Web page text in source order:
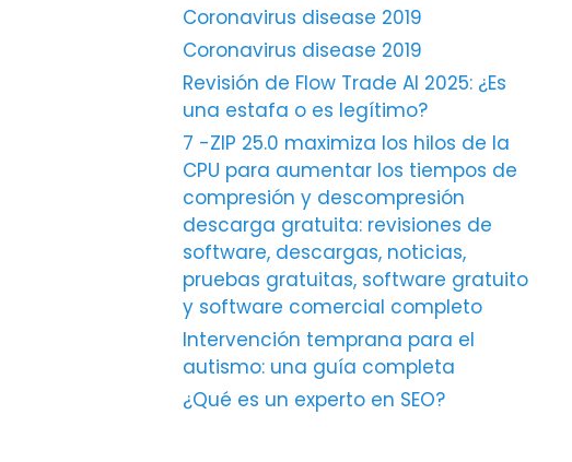
Coronavirus disease 2019
Coronavirus disease 2019
Revisión de Flow Trade AI 2025: ¿Es
una estafa o es legítimo?
7 -ZIP 25.0 maximiza los hilos de la
CPU para aumentar los tiempos de
compresión y descompresión
descarga gratuita: revisiones de
software, descargas, noticias,
pruebas gratuitas, software gratuito
y software comercial completo
Intervención temprana para el
autismo: una guía completa
¿Qué es un experto en SEO?